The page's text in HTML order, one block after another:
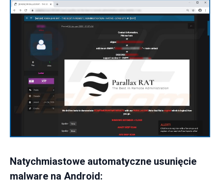
Natychmiastowe automatyczne usunięcie
malware na Android: